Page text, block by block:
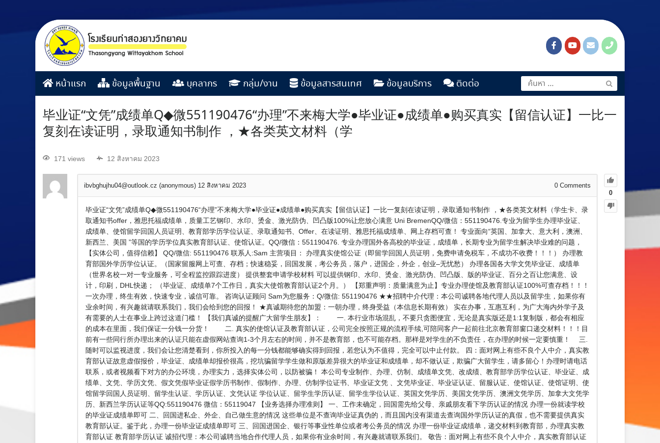
หน้าแรก ข้อมูลพื้นฐาน บุคลากร กลุ่ม/งาน ข้อมูลสารสนเทศ ข้อมูลบริการ ติดต่อ
毕业证“文凭”成绩单Q◆微551190476“办理”不来梅大学●毕业证●成绩单●购买真实【留信认证】一比一
复刻在读证明，录取通知书制作 ，★各类英文材料（学
171 views 12 สิงหาคม 2023
0
ibvbghujhu04@outlook.cz (anonymous) 12 สิงหาคม 2023 0 Comments
毕业证“文凭”成绩单Q◆微551190476“办理”不来梅大学●毕业证●成绩单●购买真实【留信认证】一比一复刻在读证明，录取通知书制作 ，★各类英文材料（学生卡、录
取通知书offer，雅思托福成绩单，质量工艺钢印、水印、烫金、激光防伪、凹凸版100%让您放心满意 Uni BremenQQ/微信：551190476.专业为留学生办理毕业证、
成绩单、使馆留学回国人员证明、教育部学历学位认证、录取通知书、Offer、在读证明、雅思托福成绩单、网上存档可查！ 专业面向“英国、加拿大、意大利，澳洲、
新西兰、美国 ”等国的学历学位真实教育部认证、使馆认证。QQ/微信：551190476. 专业办理国外各高校的毕业证，成绩单，长期专业为留学生解决毕业难的问题，
【实体公司，值得信赖】 QQ/微信: 551190476 联系人:Sam 主营项目： 办理真实使馆公证（即留学回国人员证明，免费申请免税车，不成功不收费！！！） 办理教
育部国外学历学位认证。（国家留服网上可查、存档；快速稳妥，回国发展，考公务员，落户，进国企，外企，创业–无忧愁） 办理各国各大学文凭毕业证、成绩单
（世界名校一对一专业服务，可全程监控跟踪进度） 提供整套申请学校材料 可以提供钢印、水印、烫金、激光防伪、凹凸版、版的毕业证、百分之百让您满意、设
计，印刷，DHL快递； （毕业证、成绩单7个工作日，真实大使馆教育部认证2个月。） 【郑重声明：质量满意为止】专业办理使馆及教育部认证100%可查存档！！！
一次办理，终生有效，快速专业，诚信可靠。 咨询认证顾问 Sam为您服务：Q/微信: 551190476 ★★招聘中介代理：本公司诚聘各地代理人员以及留学生，如果你有
业余时间，有兴趣就请联系我们，我们会给到您的回报！ ★真诚期待您的加盟：一朝办理，终身受益（本信息长期有效） 实在办事，互惠互利，为广大海内外学子及
有需要的人士在事业上跨过这道门槛！ 【我们真诚的提醒广大留学生朋友】： 一. 本行业市场混乱，不要只贪图便宜，无论是真实版还是1:1复制版，都会有相应
的成本在里面，我们保证一分钱一分货！ 二. 真实的使馆认证及教育部认证，公司完全按照正规的流程手续,可陪同客户一起前往北京教育部窗口递交材料！！！目
前有一些同行所办理出来的认证只能在虚假网站查询1-3个月左右的时间，并不是教育部，也不可能存档。那样是对学生的不负责任，在办理的时候一定要慎重！ 三.
随时可以监视进度，我们会让您清楚看到，你所投入的每一分钱都能够确实得到回报，若您认为不值得，完全可以中止付款。 四：面对网上有些不良个人中介，真实教
育部认证故意虚假报价，毕业证、成绩单却报价很高，挖坑骗留学学生做和原版差异很大的毕业证和成绩单，却不做认证，欺骗广大留学生，请多留心！办理时请电话
联系，或者视频看下对方的办公环境，办理实力，选择实体公司，以防被骗！ 本公司专业制作、办理、仿制、成绩单文凭、改成绩、教育部学历学位认证、毕业证、成
绩单、文凭、学历文凭、假文凭假毕业证假学历书制作、假制作、办理、仿制学位证书、毕业证文凭 、文凭毕业证、毕业证认证、留服认证、使馆认证、使馆证明、使
馆留学回国人员证明、留学生认证、学历认证、文凭认证 学位认证、留学生学历认证、留学生学位认证、英国文凭学历、美国文凭学历、澳洲文凭学历、加拿大文凭学
历、新西兰学历认证等QQ:551190476 微信：55119047 【业务选择办理准则】 一、工作未确定，回国需先给父母、亲戚朋友看下学历认证的情况 办理一份就读学校
的毕业证成绩单即可 二、回国进私企、外企、自己做生意的情况 这些单位是不查询毕业证真伪的，而且国内没有渠道去查询国外学历认证的真假，也不需要提供真实
教育部认证。鉴于此，办理一份毕业证成绩单即可 三、回国进国企、银行等事业性单位或者考公务员的情况 办理一份毕业证成绩单，递交材料到教育部，办理真实教
育部认证 教育部学历认证 诚招代理：本公司诚聘当地合作代理人员，如果你有业余时间，有兴趣就请联系我们。 敬告：面对网上有些不良个人中介，真实教育部认证